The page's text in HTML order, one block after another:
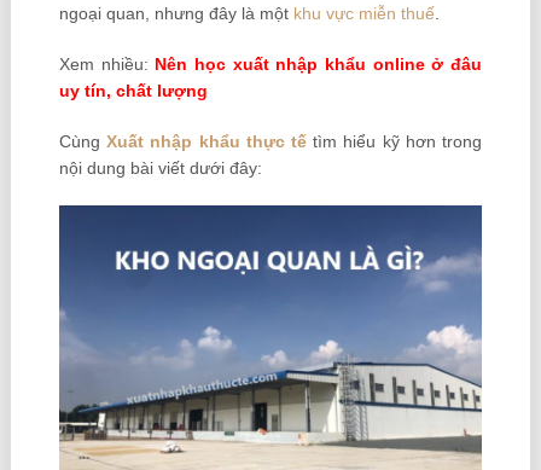
ngoại quan, nhưng đây là một khu vực miễn thuế.
Xem nhiều: Nên học xuất nhập khẩu onlineở đâu
uy tín, chất lượng
CùngXuất nhập khẩu thực tế tìm hiểu kỹ hơn trong
nội dung bài viết dưới đây: